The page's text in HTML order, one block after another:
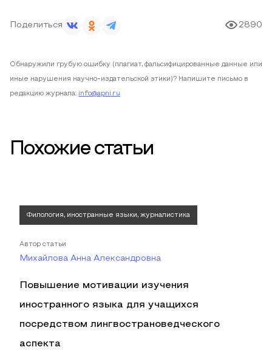
Поделиться 2890
Обнаружили грубую ошибку (плагиат, фальсифицированные данные или
иные нарушения научно-издательской этики)? Напишите письмо в
редакцию журнала: info@apni.ru
Похожие статьи
Филология, иностранные языки, журналистика
Автор статьи
Михайлова Анна Александровна
Повышение мотивации изучения
иностранного языка для учащихся
посредством лингвострановедческого
аспекта